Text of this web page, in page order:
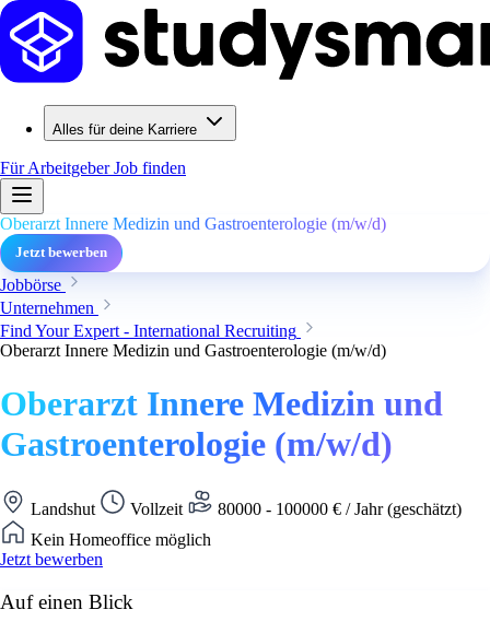
Alles für deine Karriere
Für ArbeitgeberJob finden
Oberarzt Innere Medizin und Gastroenterologie (m/w/d)
Jetzt bewerben
Jobbörse
Unternehmen
Find Your Expert - International Recruiting
Oberarzt Innere Medizin und Gastroenterologie (m/w/d)
Oberarzt Innere Medizin und
Gastroenterologie (m/w/d)
Landshut Vollzeit
80000 - 100000 € / Jahr (geschätzt)
Kein Homeoffice möglich
Jetzt bewerben
Auf einen Blick